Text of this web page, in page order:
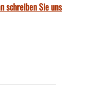
schreiben Sie uns